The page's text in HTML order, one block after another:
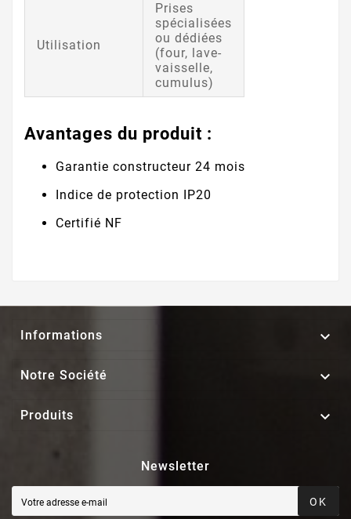
Utilisation
Prises
spécialisées
ou dédiées
(four, lave-
vaisselle,
cumulus)
Avantages du produit :
Garantie constructeur 24 mois
Indice de protection IP20
Certifié NF
Informations 
Notre Société 
Produits 
Newsletter
OK